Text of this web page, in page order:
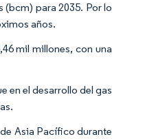
para 2035. Por lo
años.
mil millones, con una
en el desarrollo del gas
Asia Pacífico durante